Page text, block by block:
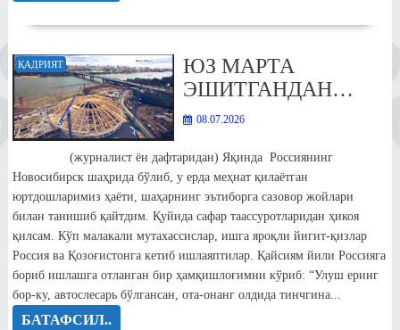
ҚАДРИЯТ
ЮЗ МАРТА
ЭШИТГАНДАН…
08.07.2026
(журналист ён дафтаридан) Яқинда Россиянинг
Новосибирск шаҳрида бўлиб, у ерда меҳнат қилаётган
юртдошларимиз ҳаёти, шаҳарнинг эътиборга сазовор жойлари
билан танишиб қайтдим. Қуйида сафар таассуротларидан ҳикоя
қилсам. Кўп малакали мутахассислар, ишга яроқли йигит-қизлар
Россия ва Қозоғистонга кетиб ишлаяптилар. Қайсиям йили Россияга
бориб ишлашга отланган бир ҳамқишлоғимни кўриб: “Улуш еринг
бор-ку, автослесарь бўлгансан, ота-онанг олдида тинчгина...
БАТАФСИЛ..